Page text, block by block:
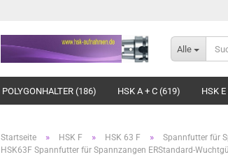
Alle
POLYGONHALTER (186) HSK A + C (619) HSK
Startseite » HSK F » HSK 63 F » Spannfutter für
HSK63F Spannfutter für Spannzangen ERStandard-